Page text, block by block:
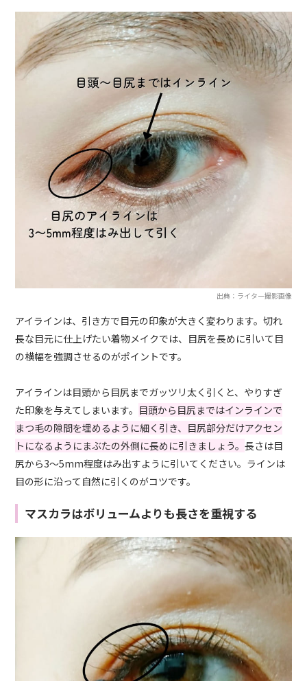
出典：ライター撮影画像
アイラインは、引き方で目元の印象が大きく変わります。切れ
長な目元に仕上げたい着物メイクでは、目尻を長めに引いて目
の横幅を強調させるのがポイントです。
アイラインは目頭から目尻までガッツリ太く引くと、やりすぎ
た印象を与えてしまいます。 目頭から目尻まではインラインで
まつ毛の隙間を埋めるように細く引き、目尻部分だけアクセン
トになるようにまぶたの外側に長めに引きましょう。長さは目
尻から3〜5mm程度はみ出すように引いてください。ラインは
目の形に沿って自然に引くのがコツです。
マスカラはボリュームよりも長さを重視する